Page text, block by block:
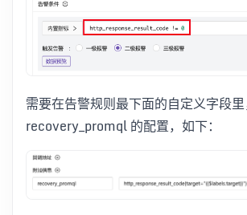
需要在告警规则最下面的自定义字段
recovery_promql 的配置，如下：